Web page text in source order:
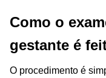
Como o
gestante é
O procedimento é